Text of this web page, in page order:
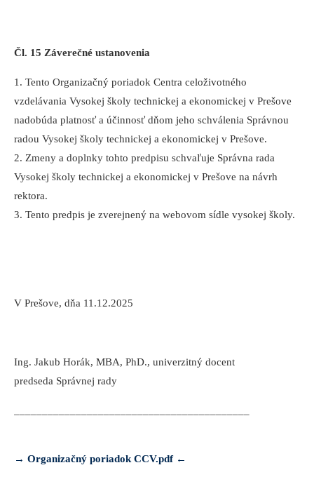
Čl. 15 Záverečné ustanovenia
1. Tento Organizačný poriadok Centra celoživotného
vzdelávania Vysokej školy technickej a ekonomickej v Prešove
nadobúda platnosť a účinnosť dňom jeho schválenia Správnou
radou Vysokej školy technickej a ekonomickej v Prešove.
2. Zmeny a doplnky tohto predpisu schvaľuje Správna rada
Vysokej školy technickej a ekonomickej v Prešove na návrh
rektora.
3. Tento predpis je zverejnený na webovom sídle vysokej školy.
V Prešove, dňa 11.12.2025
Ing. Jakub Horák, MBA, PhD., univerzitný docent
predseda Správnej rady
→ Organizačný poriadok CCV.pdf ←